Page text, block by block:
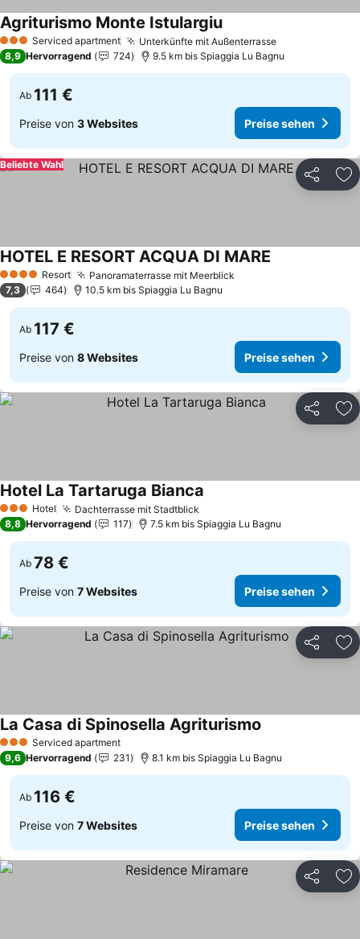
3 SterneServiced apartment Unterkünfte mit Außenterrasse
Agriturismo Monte Istulargiu
8,9 Hervorragend 724 9.5 km bis Spiaggia Lu Bagnu
Ab 111 €
Preise von 3 Websites Preise sehen
Teilen
Beliebte Wahl
4 Sterne Resort Panoramaterrasse mit Meerblick
HOTEL E RESORT ACQUA DI MARE
7,3 464 10.5 km bis Spiaggia Lu Bagnu
Ab 117 €
Preise von 8 Websites Preise sehen
Teilen
3 SterneHotel Dachterrasse mit Stadtblick
Hotel La Tartaruga Bianca
8,8 Hervorragend 117 7.5 km bis Spiaggia Lu Bagnu
Ab 78 €
Preise von 7 Websites Preise sehen
Teilen
3 SterneServiced apartment
La Casa di Spinosella Agriturismo
9,6 Hervorragend 231 8.1 km bis Spiaggia Lu Bagnu
Ab 116 €
Preise von 7 Websites Preise sehen
Teilen